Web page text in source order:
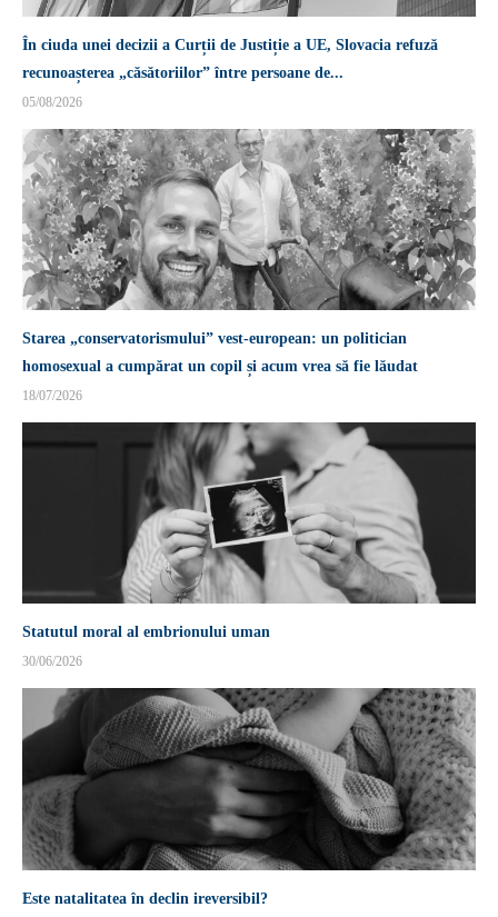
În ciuda unei decizii a Curții de Justiție a UE, Slovacia refuză
recunoașterea „căsătoriilor” între persoane de...
05/08/2026
Starea „conservatorismului” vest-european: un politician
homosexual a cumpărat un copil și acum vrea să fie lăudat
18/07/2026
Statutul moral al embrionului uman
30/06/2026
Este natalitatea în declin ireversibil?